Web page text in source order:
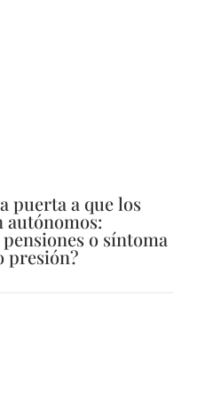
puerta a que los
autónomos:
o síntoma
presión?